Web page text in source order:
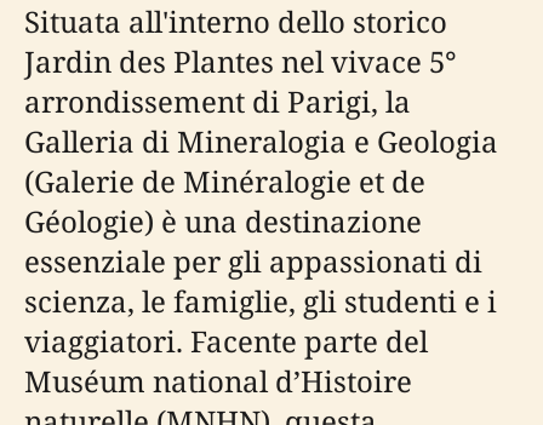
Situata all'interno dello storico
Jardin des Plantes nel vivace 5°
arrondissement di Parigi, la
Galleria di Mineralogia e Geologia
(Galerie de Minéralogie et de
Géologie) è una destinazione
essenziale per gli appassionati di
scienza, le famiglie, gli studenti e i
viaggiatori. Facente parte del
Muséum national d’Histoire